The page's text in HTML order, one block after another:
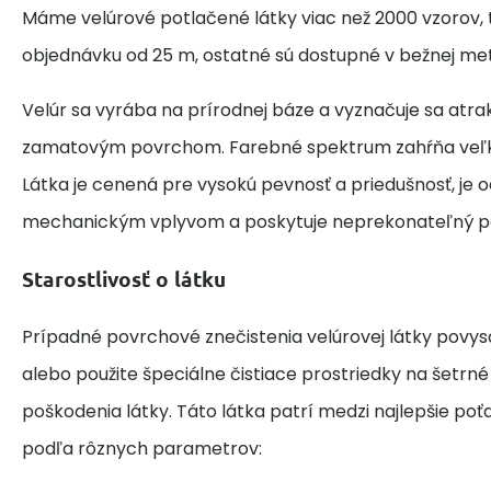
Máme velúrové potlačené látky viac než 2000
objednávku od 25 m, ostatné sú dostupné v bežnej
Velúr sa vyrába na prírodnej báze a vyznačuje sa
zamatovým povrchom. Farebné spektrum zahŕňa
Látka je cenená pre vysokú pevnosť a priedušnosť, je
mechanickým vplyvom a poskytuje neprekonateľný
Starostlivosť o látku
Prípadné povrchové znečistenia velúrovej látky
alebo použite špeciálne čistiace prostriedky na
poškodenia látky. Táto látka patrí medzi najlepšie
podľa rôznych parametrov: